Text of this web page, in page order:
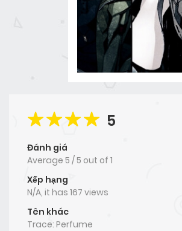
5
Đánh giá
Average 5 /5 out of 1
Xếp hạng
N/A, it has 167 views
Tên khác
Trace: Perfume